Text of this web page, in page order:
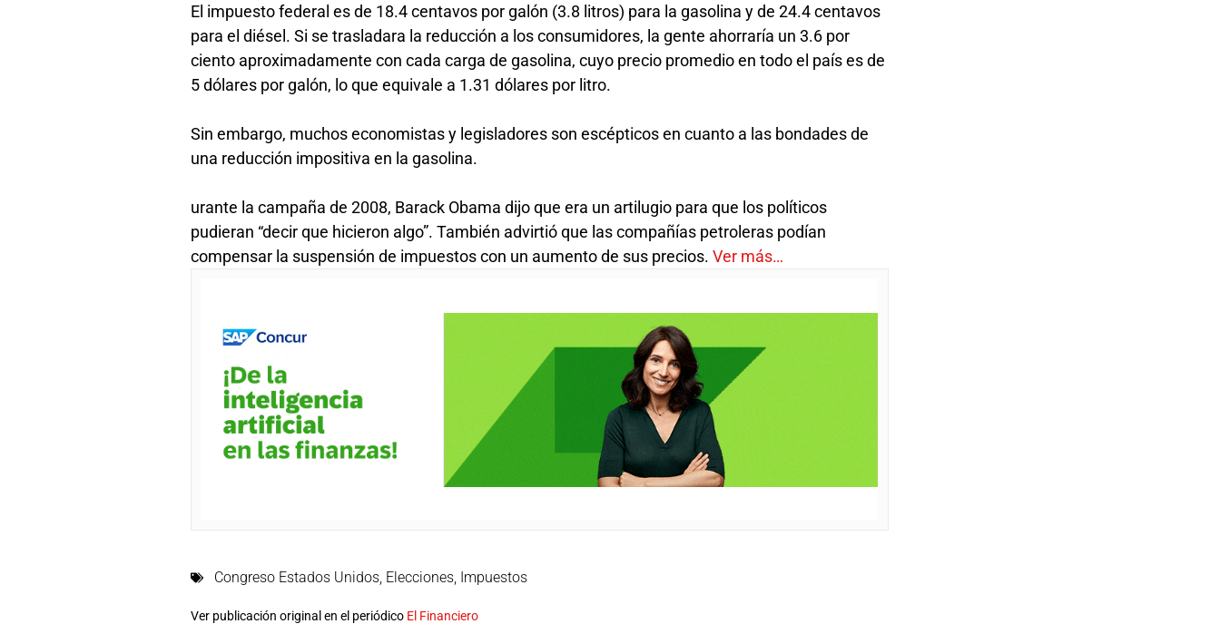
El impuesto federal es de 18.4 centavos por galón (3.8 litros) para la gasolina y de 24.4 centavos
para el diésel. Si se trasladara la reducción a los consumidores, la gente ahorraría un 3.6 por
ciento aproximadamente con cada carga de gasolina, cuyo precio promedio en todo el país es de
5 dólares por galón, lo que equivale a 1.31 dólares por litro.
Sin embargo, muchos economistas y legisladores son escépticos en cuanto a las bondades de
una reducción impositiva en la gasolina.
urante la campaña de 2008, Barack Obama dijo que era un artilugio para que los políticos
pudieran “decir que hicieron algo”. También advirtió que las compañías petroleras podían
compensar la suspensión de impuestos con un aumento de sus precios.Ver más…
Congreso Estados Unidos, Elecciones, Impuestos
Ver publicación original en el periódico El Financiero